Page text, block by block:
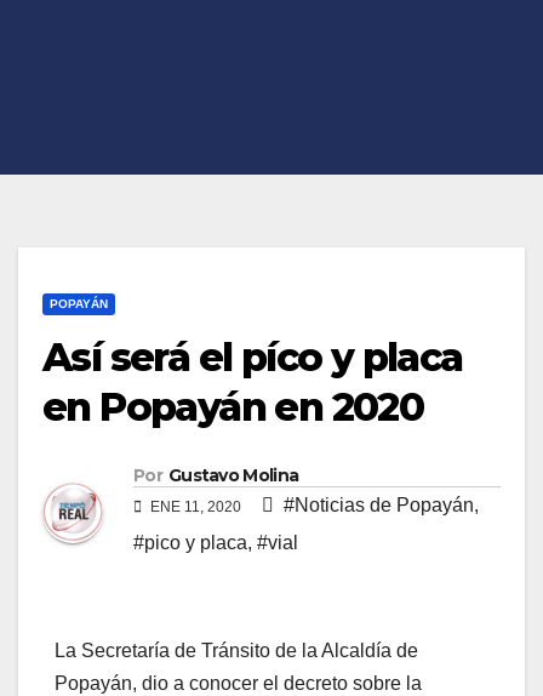
POPAYÁN
Así será el píco y placa
en Popayán en 2020
Por Gustavo Molina
ENE 11, 2020 #Noticias de Popayán,
#pico y placa, #vial
La Secretaría de Tránsito de la Alcaldía de
Popayán, dio a conocer el decreto sobre la